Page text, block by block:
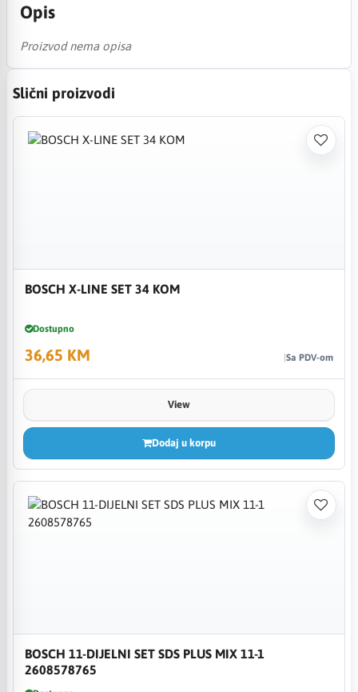
Opis
Proizvod nema opisa
Slični proizvodi
BOSCH X-LINE SET 34 KOM
Dostupno
36,65 KM Sa PDV-om
View
Dodaj u korpu
BOSCH 11-DIJELNI SET SDS PLUS MIX 11-1
2608578765